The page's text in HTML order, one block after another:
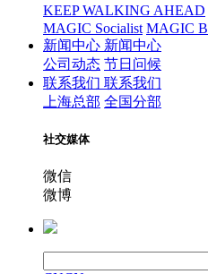
KEEP WALKING AHEAD
MAGIC Socialist MAGIC
新闻中心 新闻中心
公司动态 节日问候
联系我们 联系我们
上海总部 全国分部
社交媒体
微信
微博